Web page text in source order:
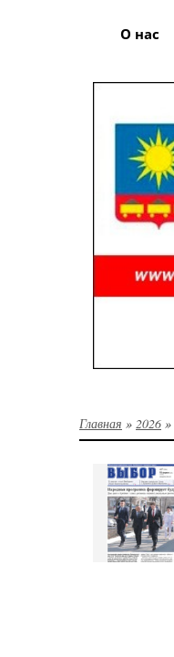
О нас
Главная » 2026 »